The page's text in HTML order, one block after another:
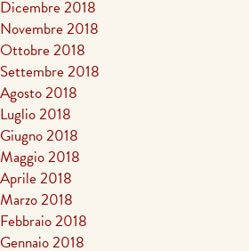
Dicembre 2018
Novembre 2018
Ottobre 2018
Settembre 2018
Agosto 2018
Luglio 2018
Giugno 2018
Maggio 2018
Aprile 2018
Marzo 2018
Febbraio 2018
Gennaio 2018